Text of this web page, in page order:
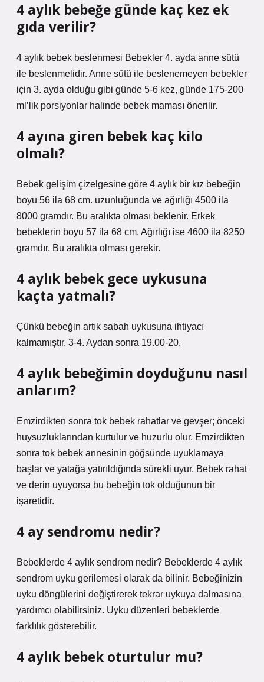
4 aylık bebeğe günde kaç kez ek
gıda verilir?
4 aylık bebek beslenmesi Bebekler 4. ayda anne sütü
ile beslenmelidir. Anne sütü ile beslenemeyen bebekler
için 3. ayda olduğu gibi günde 5-6 kez, günde 175-200
ml’lik porsiyonlar halinde bebek maması önerilir.
4 ayına giren bebek kaç kilo
olmalı?
Bebek gelişim çizelgesine göre 4 aylık bir kız bebeğin
boyu 56 ila 68 cm. uzunluğunda ve ağırlığı 4500 ila
8000 gramdır. Bu aralıkta olması beklenir. Erkek
bebeklerin boyu 57 ila 68 cm. Ağırlığı ise 4600 ila 8250
gramdır. Bu aralıkta olması gerekir.
4 aylık bebek gece uykusuna
kaçta yatmalı?
Çünkü bebeğin artık sabah uykusuna ihtiyacı
kalmamıştır. 3-4. Aydan sonra 19.00-20.
4 aylık bebeğimin doyduğunu nasıl
anlarım?
Emzirdikten sonra tok bebek rahatlar ve gevşer; önceki
huysuzluklarından kurtulur ve huzurlu olur. Emzirdikten
sonra tok bebek annesinin göğsünde uyuklamaya
başlar ve yatağa yatırıldığında sürekli uyur. Bebek rahat
ve derin uyuyorsa bu bebeğin tok olduğunun bir
işaretidir.
4 ay sendromu nedir?
Bebeklerde 4 aylık sendrom nedir? Bebeklerde 4 aylık
sendrom uyku gerilemesi olarak da bilinir. Bebeğinizin
uyku döngülerini değiştirerek tekrar uykuya dalmasına
yardımcı olabilirsiniz. Uyku düzenleri bebeklerde
farklılık gösterebilir.
4 aylık bebek oturtulur mu?